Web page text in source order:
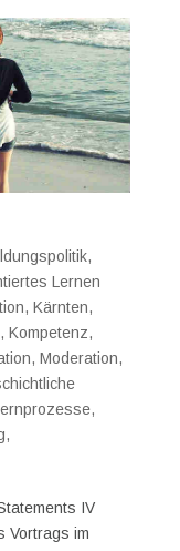
,
Lernen
, Kärnten,
, Kompetenz,
, Moderation,
,
,
IV
Vortrags im